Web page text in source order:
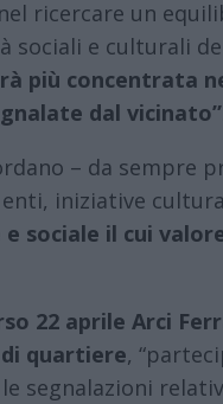
ricercare un
e culturali
più concentrata
dal vicinato”
– da sempre
enti, iniziative
sociale il cui
22 aprile Arci
quartiere,
segnalazioni